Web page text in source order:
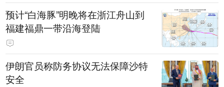
预计“白海豚”明晚将在浙江舟山到
福建福鼎一带沿海登陆
伊朗官员称防务协议无法保障沙特
安全